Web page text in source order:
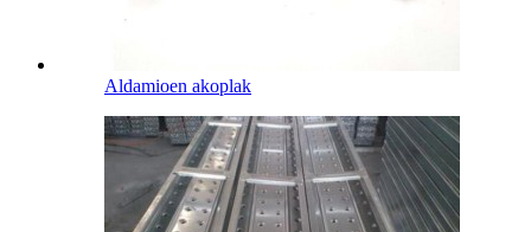
Aldamioen akoplak